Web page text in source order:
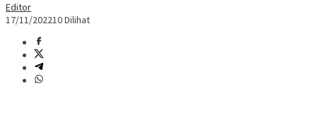
Editor
17/11/202210 Dilihat